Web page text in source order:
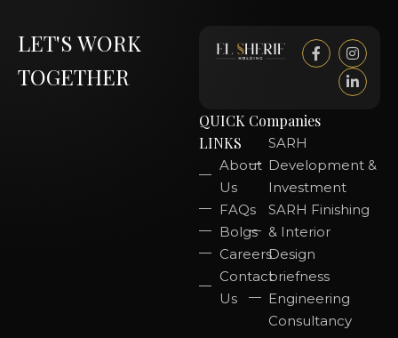
LET'S WORK
TOGETHER
QUICK
LINKS
About
Us
FAQs
Bolgs
Careers
Contact
Us
Companies
SARH
Development &
Investment
SARH Finishing
& Interior
Design
briefness
Engineering
Consultancy